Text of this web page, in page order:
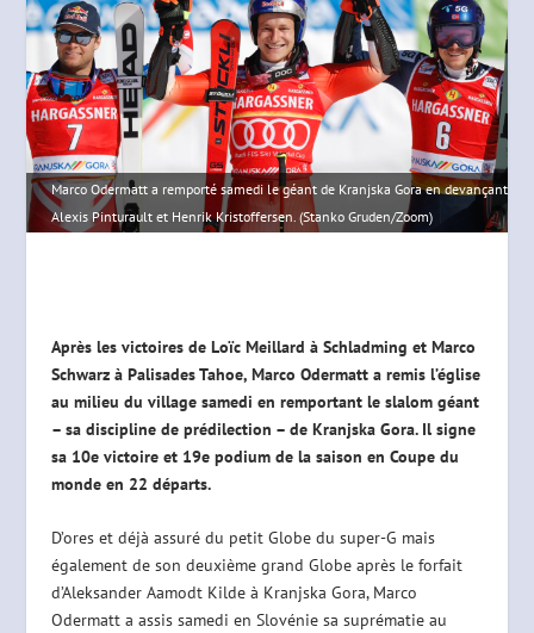
Marco Odermatt a remporté samedi le géant de Kranjska Gora en devançant
Alexis Pinturault et Henrik Kristoffersen. (Stanko Gruden/Zoom)
Après les victoires de Loïc Meillard à Schladming et Marco
Schwarz à Palisades Tahoe, Marco Odermatt a remis l’église
au milieu du village samedi en remportant le slalom géant
– sa discipline de prédilection – de Kranjska Gora. Il signe
sa 10e victoire et 19e podium de la saison en Coupe du
monde en 22 départs.
D’ores et déjà assuré du petit Globe du super-G mais
également de son deuxième grand Globe après le forfait
d’Aleksander Aamodt Kilde à Kranjska Gora, Marco
Odermatt a assis samedi en Slovénie sa suprématie au